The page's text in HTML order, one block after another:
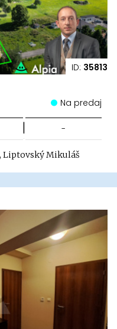
ID: 35813
Na predaj
| -
Liptovský Mikuláš